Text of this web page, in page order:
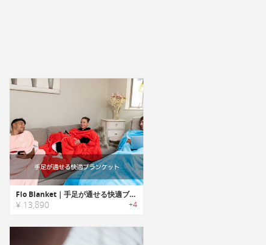
Flo Blanket｜手足が通せる快適ブランケット「フロ」
¥ 13,890 +4